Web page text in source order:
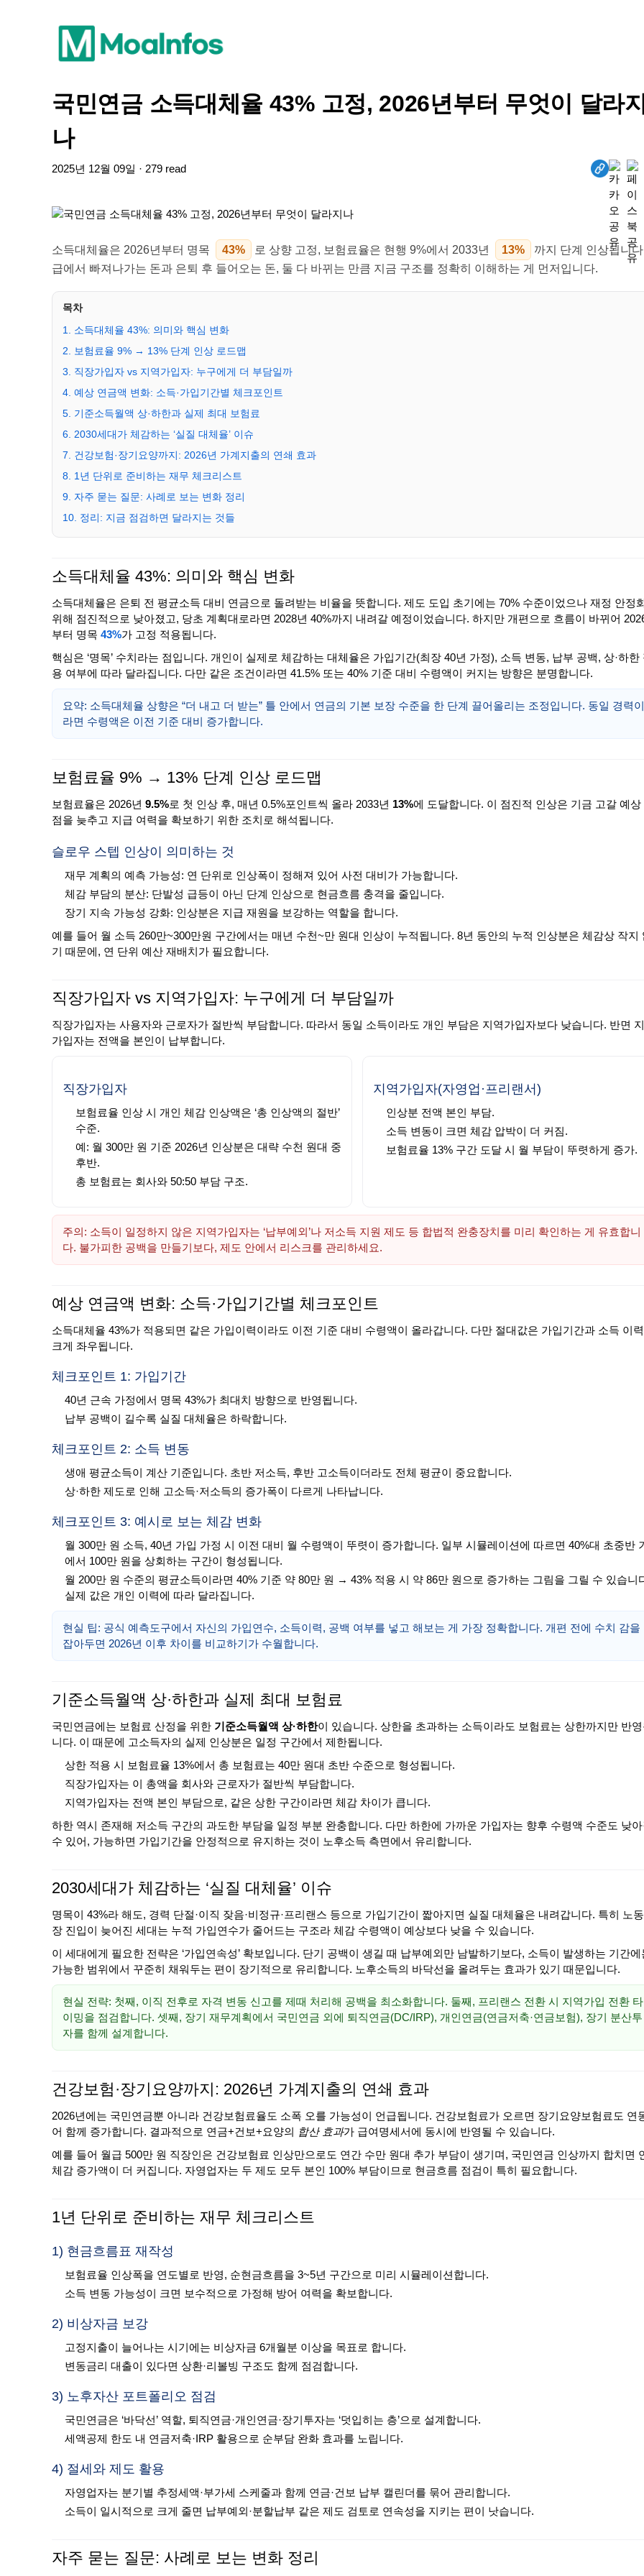
국민연금 소득대체율 43% 고정, 2026년부터 무엇이 달라
나
2025년 12월 09일 · 279 read
소득대체율은 2026년부터 명목 43% 로 상향 고정, 보험료율은 현행 9%에서 2033년 13%
까지 단계 인상됩니다
급에서 빠져나가는 돈과 은퇴 후 들어오는 돈, 둘 다 바뀌는 만큼 지금 구조를 정확히 이해하는 게 먼저입니다.
목차
1. 소득대체율 43%: 의미와 핵심 변화
2. 보험료율 9% → 13% 단계 인상 로드맵
3. 직장가입자 vs 지역가입자: 누구에게 더 부담일까
4. 예상 연금액 변화: 소득·가입기간별 체크포인트
5. 기준소득월액 상·하한과 실제 최대 보험료
6. 2030세대가 체감하는 ‘실질 대체율’ 이슈
7. 건강보험·장기요양까지: 2026년 가계지출의 연쇄 효과
8. 1년 단위로 준비하는 재무 체크리스트
9. 자주 묻는 질문: 사례로 보는 변화 정리
10. 정리: 지금 점검하면 달라지는 것들
소득대체율 43%: 의미와 핵심 변화
소득대체율은 은퇴 전 평균소득 대비 연금으로 돌려받는 비율을 뜻합니다. 제도 도입 초기에는 70% 수준이었으나 재정 안정
위해 점진적으로 낮아졌고, 당초 계획대로라면 2028년 40%까지 내려갈 예정이었습니다. 하지만 개편으로 흐름이 바뀌어
부터 명목 43%가 고정 적용됩니다.
핵심은 ‘명목’ 수치라는 점입니다. 개인이 실제로 체감하는 대체율은 가입기간(최장 40년 가정), 소득 변동, 납부 공백, 상·하한
용 여부에 따라 달라집니다. 다만 같은 조건이라면 41.5% 또는 40% 기준 대비 수령액이 커지는 방향은 분명합니다.
요약: 소득대체율 상향은 “더 내고 더 받는” 틀 안에서 연금의 기본 보장 수준을 한 단계 끌어올리는 조정입니다. 동일 경력이
라면 수령액은 이전 기준 대비 증가합니다.
보험료율 9% → 13% 단계 인상 로드맵
보험료율은 2026년 9.5%로 첫 인상 후, 매년 0.5%포인트씩 올라 2033년 13%에 도달합니다. 이 점진적 인상은 기금 고갈 예상
점을 늦추고 지급 여력을 확보하기 위한 조치로 해석됩니다.
슬로우 스텝 인상이 의미하는 것
재무 계획의 예측 가능성: 연 단위로 인상폭이 정해져 있어 사전 대비가 가능합니다.
체감 부담의 분산: 단발성 급등이 아닌 단계 인상으로 현금흐름 충격을 줄입니다.
장기 지속 가능성 강화: 인상분은 지급 재원을 보강하는 역할을 합니다.
예를 들어 월 소득 260만~300만원 구간에서는 매년 수천~만 원대 인상이 누적됩니다. 8년 동안의 누적 인상분은 체감상 작지
기 때문에, 연 단위 예산 재배치가 필요합니다.
직장가입자 vs 지역가입자: 누구에게 더 부담일까
직장가입자는 사용자와 근로자가 절반씩 부담합니다. 따라서 동일 소득이라도 개인 부담은 지역가입자보다 낮습니다. 반면
가입자는 전액을 본인이 납부합니다.
직장가입자
보험료율 인상 시 개인 체감 인상액은 ‘총 인상액의 절반’
수준.
예: 월 300만 원 기준 2026년 인상분은 대략 수천 원대 중
후반.
총 보험료는 회사와 50:50 부담 구조.
지역가입자(자영업·프리랜서)
인상분 전액 본인 부담.
소득 변동이 크면 체감 압박이 더 커짐.
보험료율 13% 구간 도달 시 월 부담이 뚜렷하게 증가.
주의: 소득이 일정하지 않은 지역가입자는 ‘납부예외’나 저소득 지원 제도 등 합법적 완충장치를 미리 확인하는 게 유효합니
다. 불가피한 공백을 만들기보다, 제도 안에서 리스크를 관리하세요.
예상 연금액 변화: 소득·가입기간별 체크포인트
소득대체율 43%가 적용되면 같은 가입이력이라도 이전 기준 대비 수령액이 올라갑니다. 다만 절대값은 가입기간과 소득 이
크게 좌우됩니다.
체크포인트 1: 가입기간
40년 근속 가정에서 명목 43%가 최대치 방향으로 반영됩니다.
납부 공백이 길수록 실질 대체율은 하락합니다.
체크포인트 2: 소득 변동
생애 평균소득이 계산 기준입니다. 초반 저소득, 후반 고소득이더라도 전체 평균이 중요합니다.
상·하한 제도로 인해 고소득·저소득의 증가폭이 다르게 나타납니다.
체크포인트 3: 예시로 보는 체감 변화
월 300만 원 소득, 40년 가입 가정 시 이전 대비 월 수령액이 뚜렷이 증가합니다. 일부 시뮬레이션에 따르면 40%대 초중반
에서 100만 원을 상회하는 구간이 형성됩니다.
월 200만 원 수준의 평균소득이라면 40% 기준 약 80만 원 → 43% 적용 시 약 86만 원으로 증가하는 그림을 그릴 수 있습니
실제 값은 개인 이력에 따라 달라집니다.
현실 팁: 공식 예측도구에서 자신의 가입연수, 소득이력, 공백 여부를 넣고 해보는 게 가장 정확합니다. 개편 전에 수치 감을
잡아두면 2026년 이후 차이를 비교하기가 수월합니다.
기준소득월액 상·하한과 실제 최대 보험료
국민연금에는 보험료 산정을 위한 기준소득월액 상·하한이 있습니다. 상한을 초과하는 소득이라도 보험료는 상한까지만 반영
니다. 이 때문에 고소득자의 실제 인상분은 일정 구간에서 제한됩니다.
상한 적용 시 보험료율 13%에서 총 보험료는 40만 원대 초반 수준으로 형성됩니다.
직장가입자는 이 총액을 회사와 근로자가 절반씩 부담합니다.
지역가입자는 전액 본인 부담으로, 같은 상한 구간이라면 체감 차이가 큽니다.
하한 역시 존재해 저소득 구간의 과도한 부담을 일정 부분 완충합니다. 다만 하한에 가까운 가입자는 향후 수령액 수준도 낮아
수 있어, 가능하면 가입기간을 안정적으로 유지하는 것이 노후소득 측면에서 유리합니다.
2030세대가 체감하는 ‘실질 대체율’ 이슈
명목이 43%라 해도, 경력 단절·이직 잦음·비정규·프리랜스 등으로 가입기간이 짧아지면 실질 대체율은 내려갑니다. 특히 노
장 진입이 늦어진 세대는 누적 가입연수가 줄어드는 구조라 체감 수령액이 예상보다 낮을 수 있습니다.
이 세대에게 필요한 전략은 ‘가입연속성’ 확보입니다. 단기 공백이 생길 때 납부예외만 남발하기보다, 소득이 발생하는 기간에
가능한 범위에서 꾸준히 채워두는 편이 장기적으로 유리합니다. 노후소득의 바닥선을 올려두는 효과가 있기 때문입니다.
현실 전략: 첫째, 이직 전후로 자격 변동 신고를 제때 처리해 공백을 최소화합니다. 둘째, 프리랜스 전환 시 지역가입 전환 타
이밍을 점검합니다. 셋째, 장기 재무계획에서 국민연금 외에 퇴직연금(DC/IRP), 개인연금(연금저축·연금보험), 장기 분산투
자를 함께 설계합니다.
건강보험·장기요양까지: 2026년 가계지출의 연쇄 효과
2026년에는 국민연금뿐 아니라 건강보험료율도 소폭 오를 가능성이 언급됩니다. 건강보험료가 오르면 장기요양보험료도 연
어 함께 증가합니다. 결과적으로 연금+건보+요양의 합산 효과가 급여명세서에 동시에 반영될 수 있습니다.
예를 들어 월급 500만 원 직장인은 건강보험료 인상만으로도 연간 수만 원대 추가 부담이 생기며, 국민연금 인상까지 합치면
체감 증가액이 더 커집니다. 자영업자는 두 제도 모두 본인 100% 부담이므로 현금흐름 점검이 특히 필요합니다.
1년 단위로 준비하는 재무 체크리스트
1) 현금흐름표 재작성
보험료율 인상폭을 연도별로 반영, 순현금흐름을 3~5년 구간으로 미리 시뮬레이션합니다.
소득 변동 가능성이 크면 보수적으로 가정해 방어 여력을 확보합니다.
2) 비상자금 보강
고정지출이 늘어나는 시기에는 비상자금 6개월분 이상을 목표로 합니다.
변동금리 대출이 있다면 상환·리볼빙 구조도 함께 점검합니다.
3) 노후자산 포트폴리오 점검
국민연금은 ‘바닥선’ 역할, 퇴직연금·개인연금·장기투자는 ‘덧입히는 층’으로 설계합니다.
세액공제 한도 내 연금저축·IRP 활용으로 순부담 완화 효과를 노립니다.
4) 절세와 제도 활용
자영업자는 분기별 추정세액·부가세 스케줄과 함께 연금·건보 납부 캘린더를 묶어 관리합니다.
소득이 일시적으로 크게 줄면 납부예외·분할납부 같은 제도 검토로 연속성을 지키는 편이 낫습니다.
자주 묻는 질문: 사례로 보는 변화 정리